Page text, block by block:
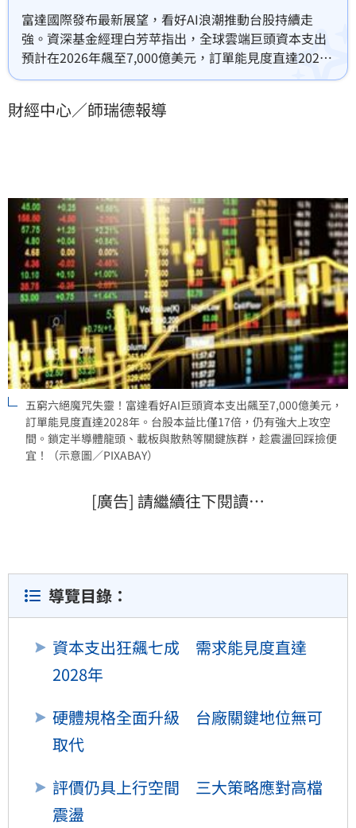
富達國際發布最新展望，看好AI浪潮推動台股持續走
強。資深基金經理白芳苹指出，全球雲端巨頭資本支出
預計在2026年飆至7,000億美元，訂單能見度直達2028
年。台股目前本益比約17倍，低於歷史高點21倍，具備
關鍵族群，並留意被低估的工業自動化標的。這波震盪
財經中心／師瑞德報導
五窮六絕魔咒失靈！富達看好AI巨頭資本支出飆至7,000億美元，
訂單能見度直達2028年。台股本益比僅17倍，仍有強大上攻空
間。鎖定半導體龍頭、載板與散熱等關鍵族群，趁震盪回踩撿便
宜！（示意圖／PIXABAY）
[廣告] 請繼續往下閱讀…
導覽目錄：
資本支出狂飆七成 需求能見度直達
2028年
硬體規格全面升級 台廠關鍵地位無可
取代
評價仍具上行空間 三大策略應對高檔
震盪